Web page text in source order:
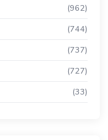
(962)
(744)
(737)
(727)
(33)